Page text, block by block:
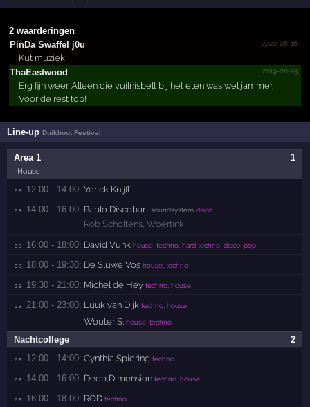
2 waarderingen
PinDa Swaffel j0u
2020-06-16
Kut muziek
ThaEastwood
2019-08-25
Erg fijn weer. Alleen die vuilnisbelt bij het eten was wel jammer.
Voor de rest top!
Line-upDuikboot Festival
1
Area 1
House
za 12:00 - 14:00: Yorick Knijff
za 14:00 - 16:00: Pablo Discobar· soundsystem disco
Rob Scholtens,Woertink
za 16:00 - 18:00: David Vunk house, techno, hard techno, disco, pop
za 18:00 - 19:30: De Sluwe Vos house, techno
za 19:30 - 21:00: Michel de Hey techno, house
za 21:00 - 23:00: Luuk van Dijk techno, house
Wouter S. house, techno
2
Nachtcollege
za 12:00 - 14:00: Cynthia Spiering techno
za 14:00 - 16:00: Deep Dimension techno, house
za 16:00 - 18:00: ROD techno